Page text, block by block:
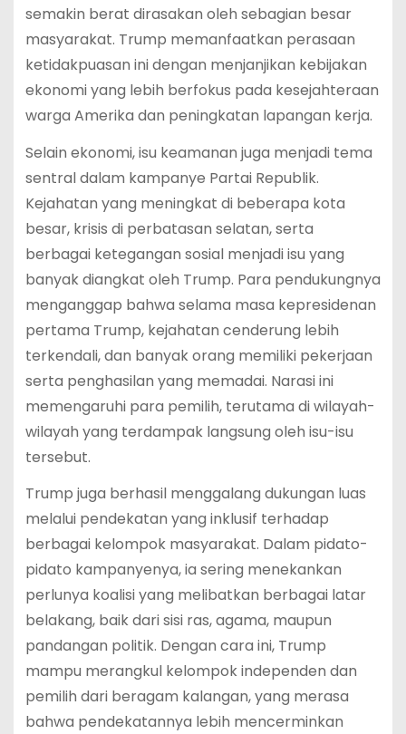
semakin berat dirasakan oleh sebagian besar
masyarakat. Trump memanfaatkan perasaan
ketidakpuasan ini dengan menjanjikan kebijakan
ekonomi yang lebih berfokus pada kesejahteraan
warga Amerika dan peningkatan lapangan kerja.
Selain ekonomi, isu keamanan juga menjadi tema
sentral dalam kampanye Partai Republik.
Kejahatan yang meningkat di beberapa kota
besar, krisis di perbatasan selatan, serta
berbagai ketegangan sosial menjadi isu yang
banyak diangkat oleh Trump. Para pendukungnya
menganggap bahwa selama masa kepresidenan
pertama Trump, kejahatan cenderung lebih
terkendali, dan banyak orang memiliki pekerjaan
serta penghasilan yang memadai. Narasi ini
memengaruhi para pemilih, terutama di wilayah-
wilayah yang terdampak langsung oleh isu-isu
tersebut.
Trump juga berhasil menggalang dukungan luas
melalui pendekatan yang inklusif terhadap
berbagai kelompok masyarakat. Dalam pidato-
pidato kampanyenya, ia sering menekankan
perlunya koalisi yang melibatkan berbagai latar
belakang, baik dari sisi ras, agama, maupun
pandangan politik. Dengan cara ini, Trump
mampu merangkul kelompok independen dan
pemilih dari beragam kalangan, yang merasa
bahwa pendekatannya lebih mencerminkan